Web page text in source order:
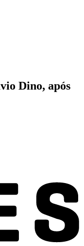
Dino, após